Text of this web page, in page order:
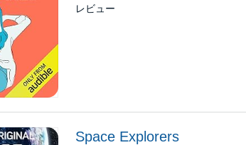
レビュー
Space Explorers